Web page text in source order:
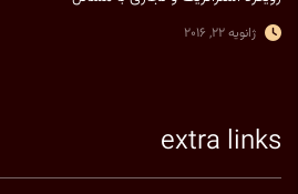
ژانویه 22, 2016
extra links